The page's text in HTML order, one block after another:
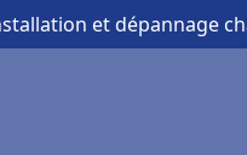
et dépannage